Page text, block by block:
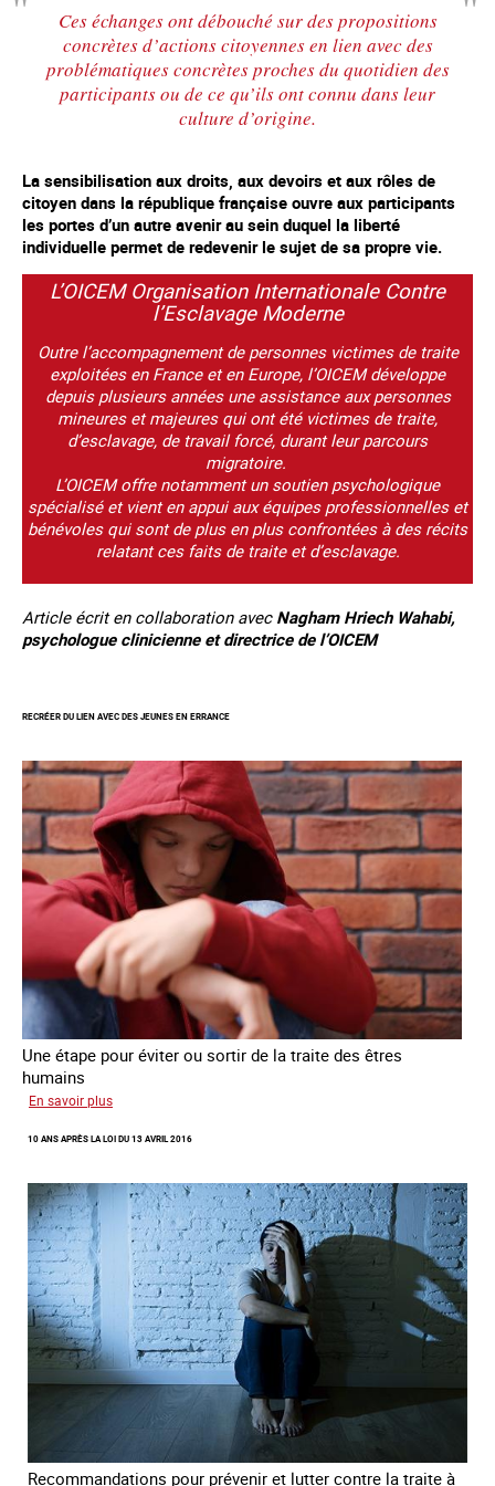
Ces échanges ont débouché sur des propositions
concrètes d’actions citoyennes en lien avec des
problématiques concrètes proches du quotidien des
participants ou de ce qu’ils ont connu dans leur
culture d’origine.
La sensibilisation aux droits, aux devoirs et aux rôles de
citoyen dans la république française ouvre aux participants
les portes d’un autre avenir au sein duquel la liberté
individuelle permet de redevenir le sujet de sa propre vie.
L’OICEM Organisation Internationale Contre
l’Esclavage Moderne
Outre l’accompagnement de personnes victimes de traite
exploitées en France et en Europe, l’OICEM développe
depuis plusieurs années une assistance aux personnes
mineures et majeures qui ont été victimes de traite,
d’esclavage, de travail forcé, durant leur parcours
migratoire.
L’OICEM offre notamment un soutien psychologique
spécialisé et vient en appui aux équipes professionnelles et
bénévoles qui sont de plus en plus confrontées à des récits
relatant ces faits de traite et d’esclavage.
Article écrit en collaboration avec Nagham Hriech Wahabi,
psychologue clinicienne et directrice de l’OICEM
RECRÉER DU LIEN AVEC DES JEUNES EN ERRANCE
Une étape pour éviter ou sortir de la traite des êtres
humains
En savoir plus
du
avec
des
jeunes
errance
10 ANS APRÈS LA LOI DU 13 AVRIL 2016
Recommandations pour prévenir et lutter contre la traite à